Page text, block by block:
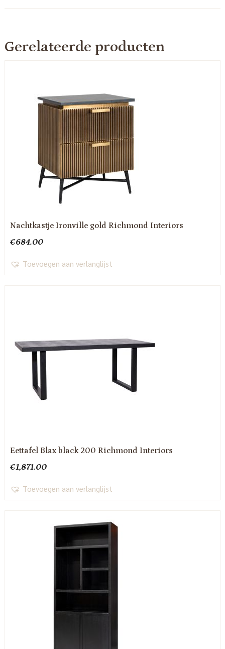
Gerelateerde producten
Nachtkastje Ironville gold Richmond Interiors
€684.00
Toevoegen aan verlanglijst
Eettafel Blax black 200 Richmond Interiors
€1,871.00
Toevoegen aan verlanglijst